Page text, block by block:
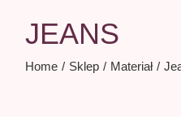
JEANS
Home Sklep Materiał